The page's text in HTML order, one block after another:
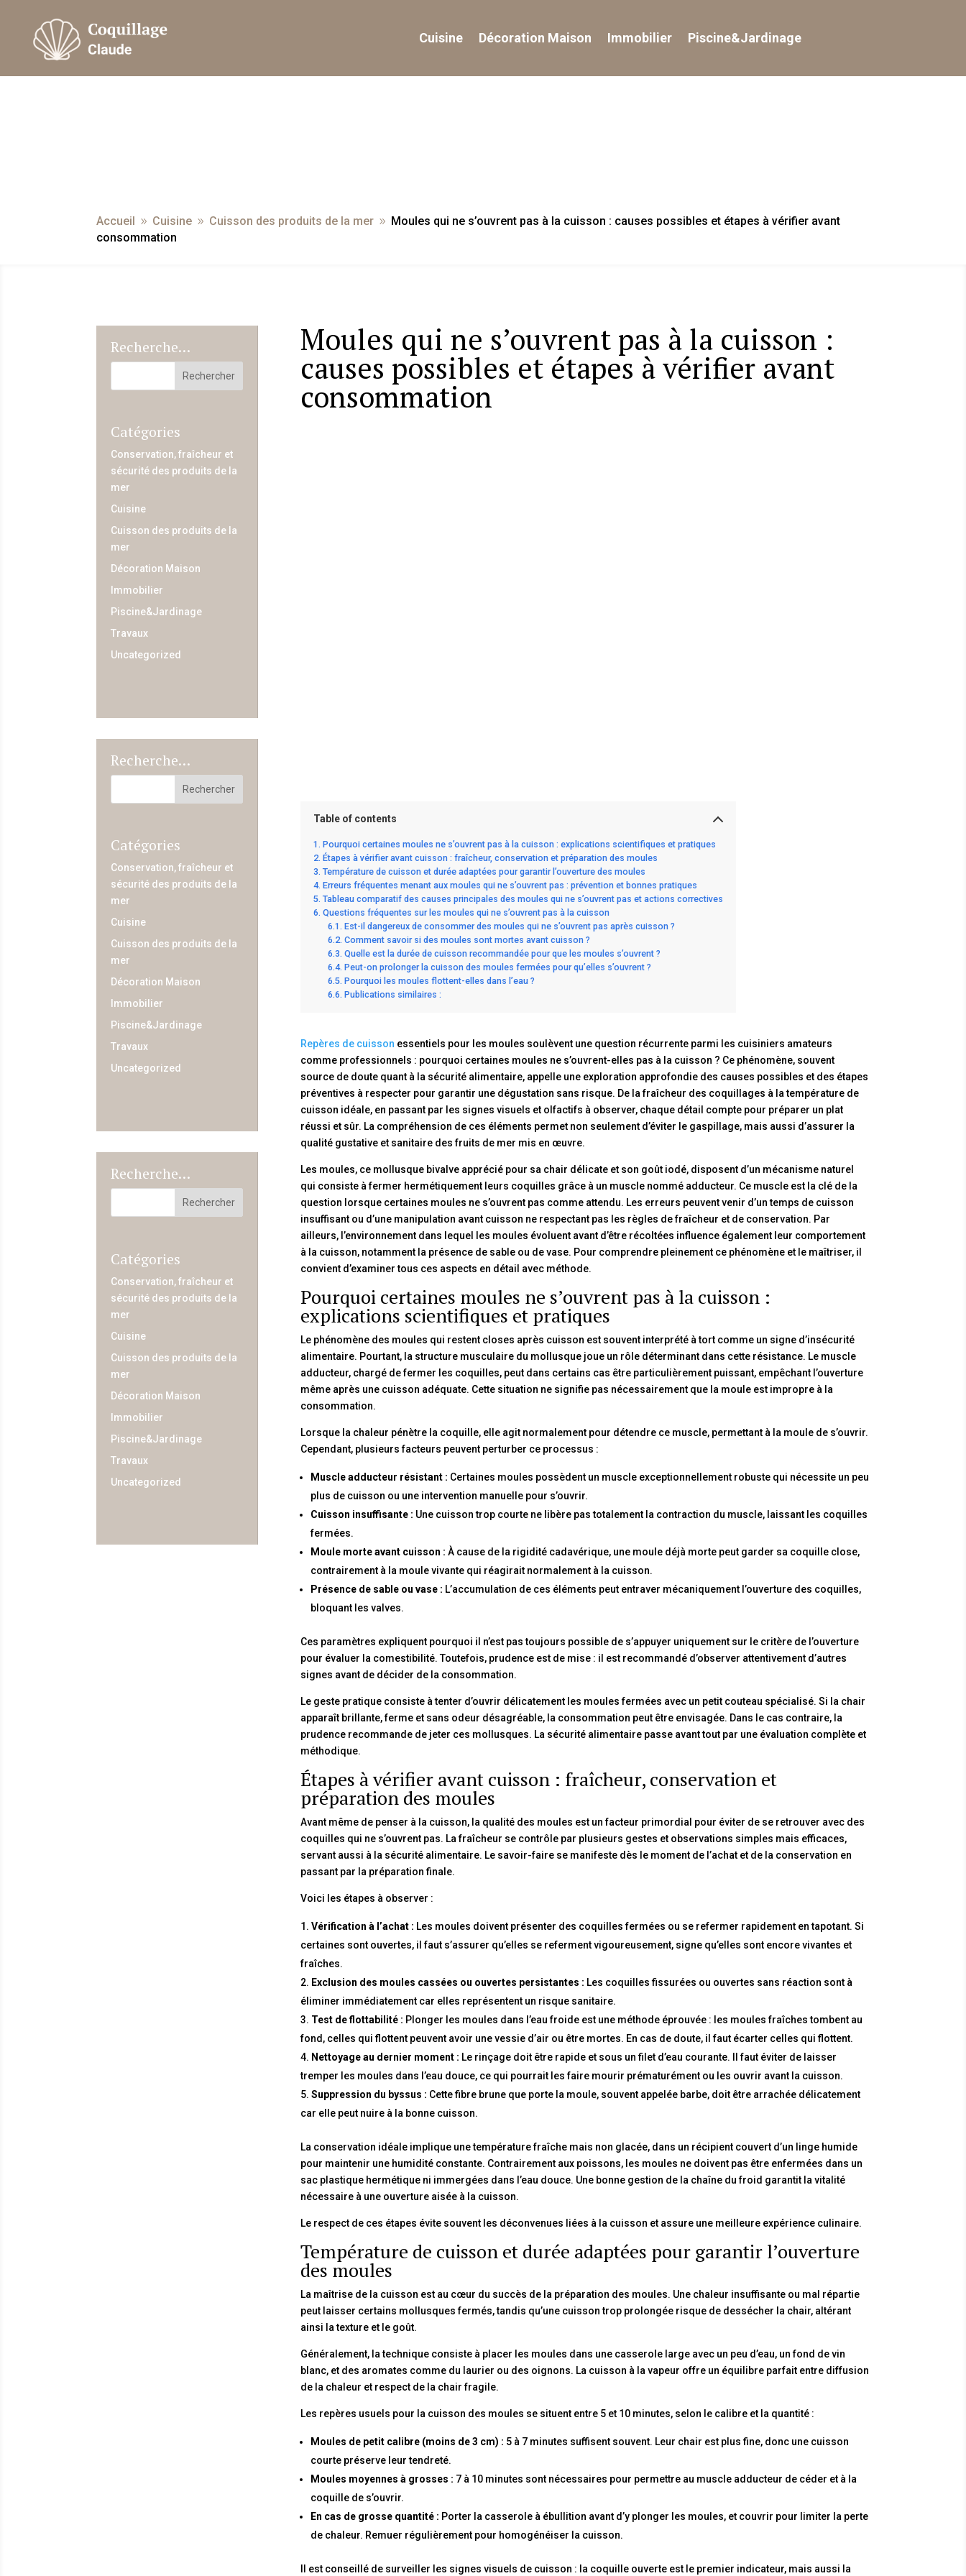
Cuisine Décoration Maison Immobilier Piscine&Jardinage
Accueil 9 Cuisine 9 Cuisson des produits de la mer 9 Moules qui ne s’ouvrent pas à la cuisson : causes possibles et étapes à vérifier avant
consommation
Recherche…
Catégories
Conservation, fraîcheur et
sécurité des produits de la
mer
Cuisine
Cuisson des produits de la
mer
Décoration Maison
Immobilier
Piscine&Jardinage
Travaux
Uncategorized
Recherche…
Catégories
Conservation, fraîcheur et
sécurité des produits de la
mer
Cuisine
Cuisson des produits de la
mer
Décoration Maison
Immobilier
Piscine&Jardinage
Travaux
Uncategorized
Recherche…
Catégories
Conservation, fraîcheur et
sécurité des produits de la
mer
Cuisine
Cuisson des produits de la
mer
Décoration Maison
Immobilier
Piscine&Jardinage
Travaux
Uncategorized
Moules qui ne s’ouvrent pas à la cuisson :
causes possibles et étapes à vérifier avant
consommation
Table of contents
Pourquoi certaines moules ne s’ouvrent pas à la cuisson : explications scientifiques et pratiques
Étapes à vérifier avant cuisson : fraîcheur, conservation et préparation des moules
Température de cuisson et durée adaptées pour garantir l’ouverture des moules
Erreurs fréquentes menant aux moules qui ne s’ouvrent pas : prévention et bonnes pratiques
Tableau comparatif des causes principales des moules qui ne s’ouvrent pas et actions correctives
Questions fréquentes sur les moules qui ne s’ouvrent pas à la cuisson
Est-il dangereux de consommer des moules qui ne s’ouvrent pas après cuisson ?
Comment savoir si des moules sont mortes avant cuisson ?
Quelle est la durée de cuisson recommandée pour que les moules s’ouvrent ?
Peut-on prolonger la cuisson des moules fermées pour qu’elles s’ouvrent ?
Pourquoi les moules flottent-elles dans l’eau ?
Publications similaires :
Repères de cuisson essentiels pour les moules soulèvent une question récurrente parmi les cuisiniers amateurs
comme professionnels : pourquoi certaines moules ne s’ouvrent-elles pas à la cuisson ? Ce phénomène, souvent
source de doute quant à la sécurité alimentaire, appelle une exploration approfondie des causes possibles et des étapes
préventives à respecter pour garantir une dégustation sans risque. De la fraîcheur des coquillages à la température de
cuisson idéale, en passant par les signes visuels et olfactifs à observer, chaque détail compte pour préparer un plat
réussi et sûr. La compréhension de ces éléments permet non seulement d’éviter le gaspillage, mais aussi d’assurer la
qualité gustative et sanitaire des fruits de mer mis en œuvre.
Les moules, ce mollusque bivalve apprécié pour sa chair délicate et son goût iodé, disposent d’un mécanisme naturel
qui consiste à fermer hermétiquement leurs coquilles grâce à un muscle nommé adducteur. Ce muscle est la clé de la
question lorsque certaines moules ne s’ouvrent pas comme attendu. Les erreurs peuvent venir d’un temps de cuisson
insuffisant ou d’une manipulation avant cuisson ne respectant pas les règles de fraîcheur et de conservation. Par
ailleurs, l’environnement dans lequel les moules évoluent avant d’être récoltées influence également leur comportement
à la cuisson, notamment la présence de sable ou de vase. Pour comprendre pleinement ce phénomène et le maîtriser, il
convient d’examiner tous ces aspects en détail avec méthode.
Pourquoi certaines moules ne s’ouvrent pas à la cuisson :
explications scientifiques et pratiques
Le phénomène des moules qui restent closes après cuisson est souvent interprété à tort comme un signe d’insécurité
alimentaire. Pourtant, la structure musculaire du mollusque joue un rôle déterminant dans cette résistance. Le muscle
adducteur, chargé de fermer les coquilles, peut dans certains cas être particulièrement puissant, empêchant l’ouverture
même après une cuisson adéquate. Cette situation ne signifie pas nécessairement que la moule est impropre à la
consommation.
Lorsque la chaleur pénètre la coquille, elle agit normalement pour détendre ce muscle, permettant à la moule de s’ouvrir.
Cependant, plusieurs facteurs peuvent perturber ce processus :
Muscle adducteur résistant : Certaines moules possèdent un muscle exceptionnellement robuste qui nécessite un peu
plus de cuisson ou une intervention manuelle pour s’ouvrir.
Cuisson insuffisante : Une cuisson trop courte ne libère pas totalement la contraction du muscle, laissant les coquilles
fermées.
Moule morte avant cuisson : À cause de la rigidité cadavérique, une moule déjà morte peut garder sa coquille close,
contrairement à la moule vivante qui réagirait normalement à la cuisson.
Présence de sable ou vase : L’accumulation de ces éléments peut entraver mécaniquement l’ouverture des coquilles,
bloquant les valves.
Ces paramètres expliquent pourquoi il n’est pas toujours possible de s’appuyer uniquement sur le critère de l’ouverture
pour évaluer la comestibilité. Toutefois, prudence est de mise : il est recommandé d’observer attentivement d’autres
signes avant de décider de la consommation.
Le geste pratique consiste à tenter d’ouvrir délicatement les moules fermées avec un petit couteau spécialisé. Si la chair
apparaît brillante, ferme et sans odeur désagréable, la consommation peut être envisagée. Dans le cas contraire, la
prudence recommande de jeter ces mollusques. La sécurité alimentaire passe avant tout par une évaluation complète et
méthodique.
Étapes à vérifier avant cuisson : fraîcheur, conservation et
préparation des moules
Avant même de penser à la cuisson, la qualité des moules est un facteur primordial pour éviter de se retrouver avec des
coquilles qui ne s’ouvrent pas. La fraîcheur se contrôle par plusieurs gestes et observations simples mais efficaces,
servant aussi à la sécurité alimentaire. Le savoir-faire se manifeste dès le moment de l’achat et de la conservation en
passant par la préparation finale.
Voici les étapes à observer :
Vérification à l’achat : Les moules doivent présenter des coquilles fermées ou se refermer rapidement en tapotant. Si
certaines sont ouvertes, il faut s’assurer qu’elles se referment vigoureusement, signe qu’elles sont encore vivantes et
fraîches.
Exclusion des moules cassées ou ouvertes persistantes : Les coquilles fissurées ou ouvertes sans réaction sont à
éliminer immédiatement car elles représentent un risque sanitaire.
Test de flottabilité : Plonger les moules dans l’eau froide est une méthode éprouvée : les moules fraîches tombent au
fond, celles qui flottent peuvent avoir une vessie d’air ou être mortes. En cas de doute, il faut écarter celles qui flottent.
Nettoyage au dernier moment : Le rinçage doit être rapide et sous un filet d’eau courante. Il faut éviter de laisser
tremper les moules dans l’eau douce, ce qui pourrait les faire mourir prématurément ou les ouvrir avant la cuisson.
Suppression du byssus : Cette fibre brune que porte la moule, souvent appelée barbe, doit être arrachée délicatement
car elle peut nuire à la bonne cuisson.
La conservation idéale implique une température fraîche mais non glacée, dans un récipient couvert d’un linge humide
pour maintenir une humidité constante. Contrairement aux poissons, les moules ne doivent pas être enfermées dans un
sac plastique hermétique ni immergées dans l’eau douce. Une bonne gestion de la chaîne du froid garantit la vitalité
nécessaire à une ouverture aisée à la cuisson.
Le respect de ces étapes évite souvent les déconvenues liées à la cuisson et assure une meilleure expérience culinaire.
Température de cuisson et durée adaptées pour garantir l’ouverture
des moules
La maîtrise de la cuisson est au cœur du succès de la préparation des moules. Une chaleur insuffisante ou mal répartie
peut laisser certains mollusques fermés, tandis qu’une cuisson trop prolongée risque de dessécher la chair, altérant
ainsi la texture et le goût.
Généralement, la technique consiste à placer les moules dans une casserole large avec un peu d’eau, un fond de vin
blanc, et des aromates comme du laurier ou des oignons. La cuisson à la vapeur offre un équilibre parfait entre diffusion
de la chaleur et respect de la chair fragile.
Les repères usuels pour la cuisson des moules se situent entre 5 et 10 minutes, selon le calibre et la quantité :
Moules de petit calibre (moins de 3 cm) : 5 à 7 minutes suffisent souvent. Leur chair est plus fine, donc une cuisson
courte préserve leur tendreté.
Moules moyennes à grosses : 7 à 10 minutes sont nécessaires pour permettre au muscle adducteur de céder et à la
coquille de s’ouvrir.
En cas de grosse quantité : Porter la casserole à ébullition avant d’y plonger les moules, et couvrir pour limiter la perte
de chaleur. Remuer régulièrement pour homogénéiser la cuisson.
Il est conseillé de surveiller les signes visuels de cuisson : la coquille ouverte est le premier indicateur, mais aussi la